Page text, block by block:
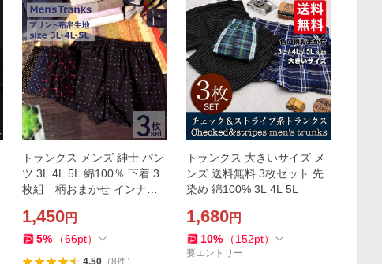
トランクス メンズ 紳士 パン
ツ 3L 4L 5L 綿100％ 下着 3
枚組 柄おまかせ インナー
1,450円
5% （66pt）
4.50（8件）
トランクス 大きいサイズ メ
ンズ 送料無料 3枚セット 先
染め 綿100% 3L 4L 5L
1,680円
10% （152pt）
要エントリー